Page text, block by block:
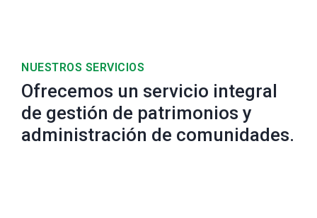
NUESTROS SERVICIOS
Ofrecemos un servicio integral
de gestión de patrimonios y
administración de comunidades.